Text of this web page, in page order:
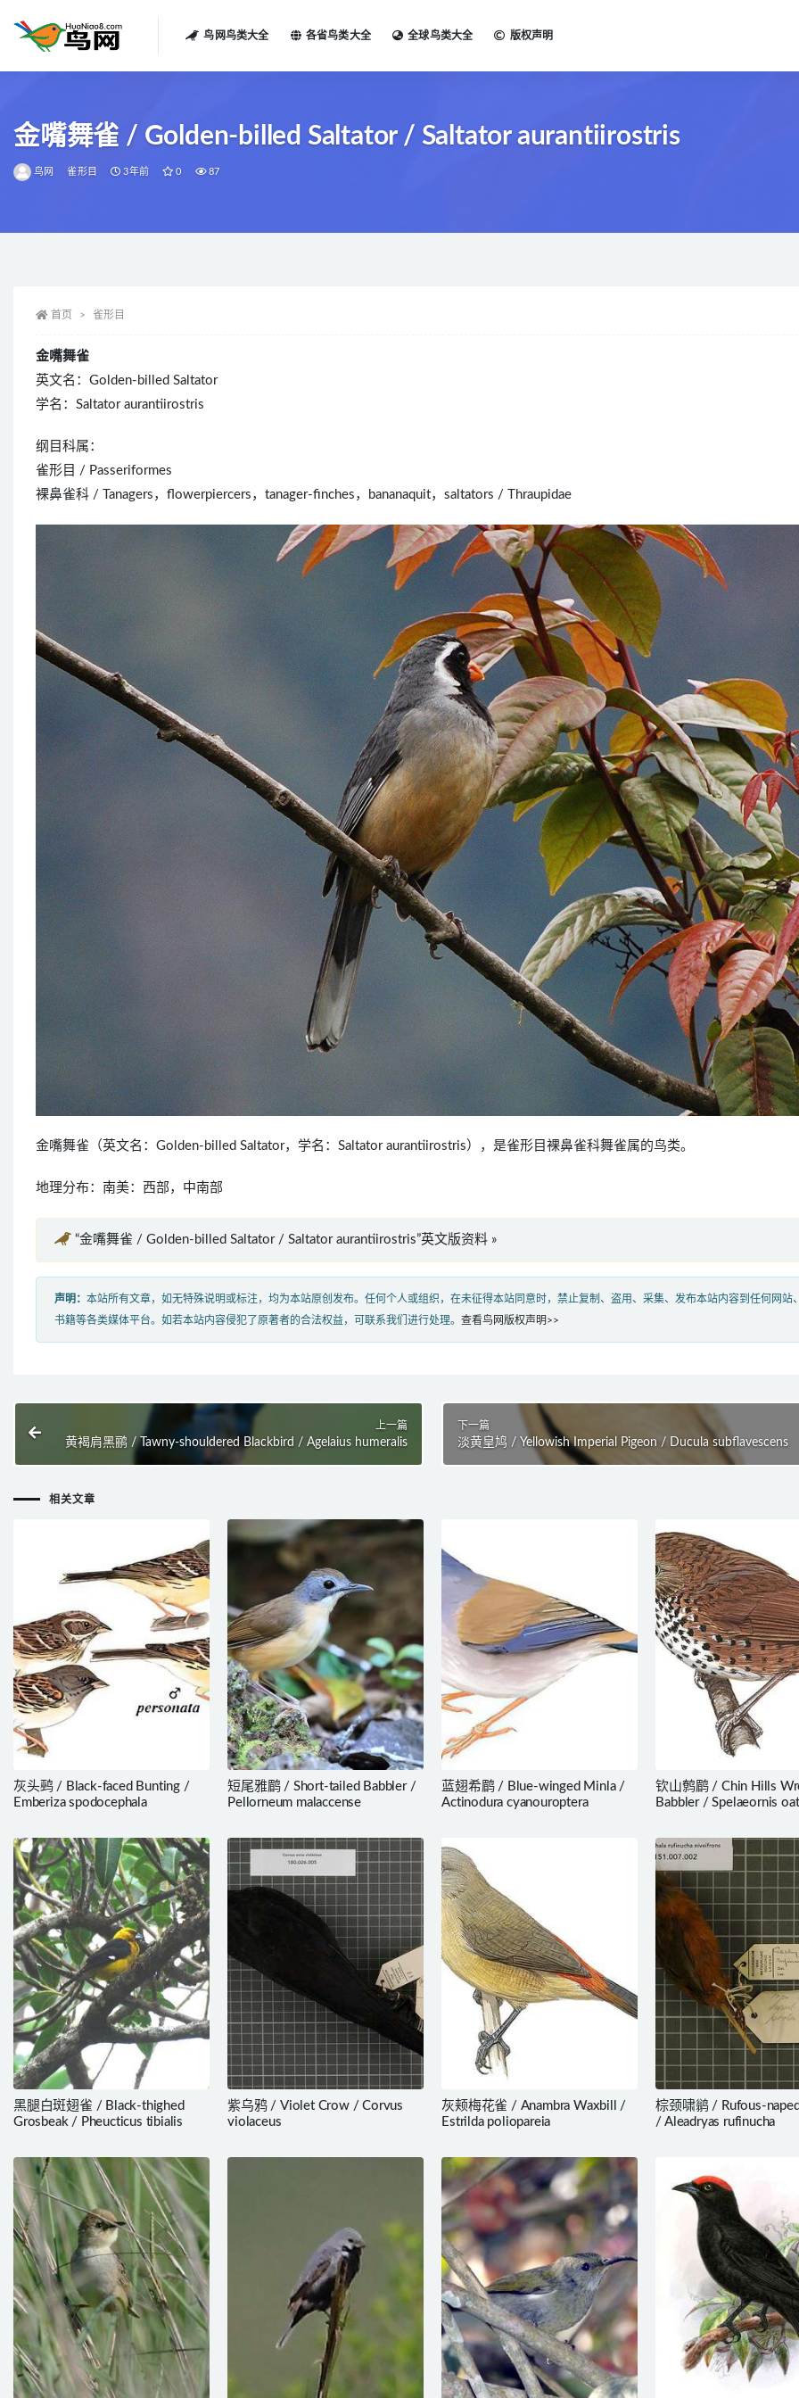
鸟网鸟类大全 各省鸟类大全 全球鸟类大全 版权声明
金嘴舞雀 / Golden-billed Saltator / Saltator aurantiirostris
鸟网 雀形目 3年前 0 87
首页 雀形目
金嘴舞雀
英文名：Golden-billed Saltator
学名：Saltator aurantiirostris
纲目科属：
雀形目 / Passeriformes
裸鼻雀科 / Tanagers，flowerpiercers，tanager-finches，bananaquit，saltators / Thraupidae
金嘴舞雀（英文名：Golden-billed Saltator，学名：Saltator aurantiirostris），是雀形目裸鼻雀科舞雀属的鸟类。
地理分布：南美：西部，中南部
“金嘴舞雀 / Golden-billed Saltator / Saltator aurantiirostris”英文版资料 »
声明： 本站所有文章，如无特殊说明或标注，均为本站原创发布。任何个人或组织，在未征得本站同意时，禁止复制、盗用、采集、发布本站内容到任何网站
书籍等各类媒体平台。如若本站内容侵犯了原著者的合法权益，可联系我们进行处理。 查看鸟网版权声明>>
上一篇
黄褐肩黑鹂 / Tawny-shouldered Blackbird / Agelaius humeralis
下一篇
淡黄皇鸠 / Yellowish Imperial Pigeon / Ducula subflavescens
相关文章
灰头鹀 / Black-faced Bunting /
Emberiza spodocephala
短尾雅鹛 / Short-tailed Babbler /
Pellorneum malaccense
蓝翅希鹛 / Blue-winged Minla /
Actinodura cyanouroptera
钦山鹩鹛 / Chin Hills
Babbler / Spelaeornis
黑腿白斑翅雀 / Black-thighed
Grosbeak / Pheucticus tibialis
紫乌鸦 / Violet Crow / Corvus
violaceus
灰颊梅花雀 / Anambra Waxbill /
Estrilda poliopareia
棕颈啸鹟 / Rufous-
/ Aleadryas rufinucha